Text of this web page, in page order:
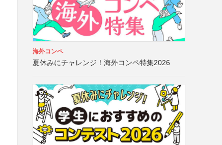
海外コンペ
夏休みにチャレンジ！海外コンペ特集2026